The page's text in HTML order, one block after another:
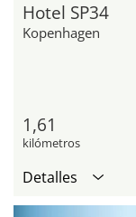
Hotel SP34
Kopenhagen
1,61
kilómetros
Detalles